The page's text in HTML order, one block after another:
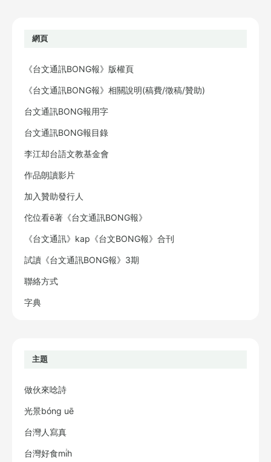
網頁
《台文通訊BONG報》版權頁
《台文通訊BONG報》相關說明(稿費/徵稿/贊助)
台文通訊BONG報用字
台文通訊BONG報目錄
李江却台語文教基金會
作品朗讀影片
加入贊助發行人
佗位看ē著《台文通訊BONG報》
《台文通訊》kap《台文BONG報》合刊
試讀《台文通訊BONG報》3期
聯絡方式
字典
主題
做伙來唸詩
光景bóng uē
台灣人寫真
台灣好食mi̍h